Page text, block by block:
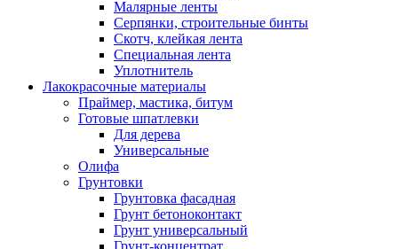
Малярные ленты
Серпянки, строительные бинты
Скотч, клейкая лента
Специальная лента
Уплотнитель
Лакокрасочные материалы
Праймер, мастика, битум
Готовые шпатлевки
Для дерева
Универсальные
Олифа
Грунтовки
Грунтовка фасадная
Грунт бетоноконтакт
Грунт универсальный